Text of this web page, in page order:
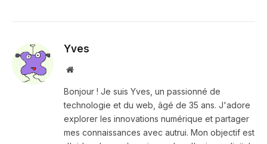
Yves
Site
Bonjour ! Je suis Yves, un passionné de
technologie et du web, âgé de 35 ans. J'adore
explorer les innovations numérique et partager
mes connaissances avec autrui. Mon objectif est